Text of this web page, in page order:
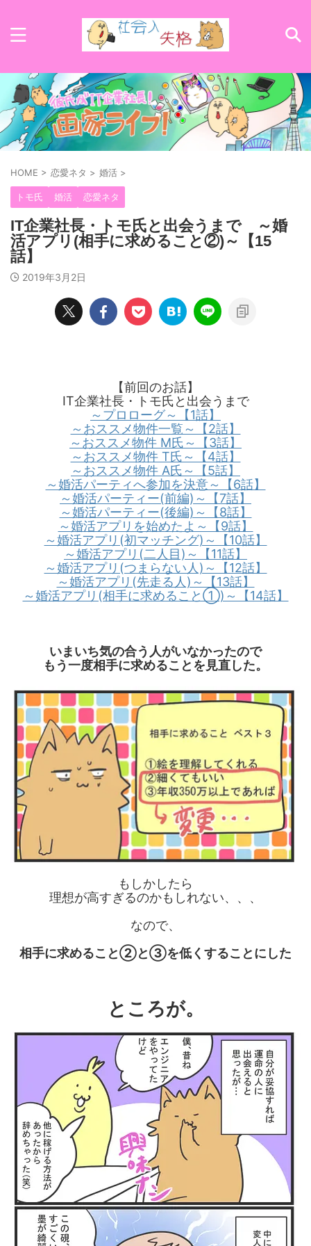
HOME > 恋愛ネタ > 婚活 >
トモ氏 婚活 恋愛ネタ
IT企業社長・トモ氏と出会うまで ～婚
活アプリ(相手に求めること②)～【15
話】
2019年3月2日
【前回のお話】
IT企業社長・トモ氏と出会うまで
～プロローグ～【1話】
～おススメ物件一覧～【2話】
～おススメ物件 M氏～【3話】
～おススメ物件 T氏～【4話】
～おススメ物件 A氏～【5話】
～婚活パーティへ参加を決意～【6話】
～婚活パーティー(前編)～【7話】
～婚活パーティー(後編)～【8話】
～婚活アプリを始めたよ～【9話】
～婚活アプリ(初マッチング)～【10話】
～婚活アプリ(二人目)～【11話】
～婚活アプリ(つまらない人)～【12話】
～婚活アプリ(先走る人)～【13話】
～婚活アプリ(相手に求めること①)～【14話】
いまいち気の合う人がいなかったので
もう一度相手に求めることを見直した。
もしかしたら
理想が高すぎるのかもしれない、、、
なので、
相手に求めること②と③を低くすることにした
ところが。